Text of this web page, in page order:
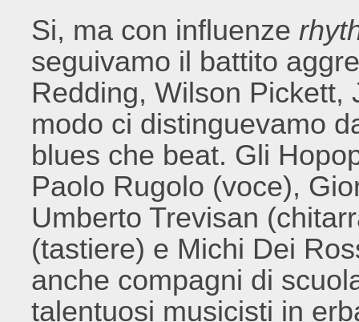
Si, ma con influenze
seguivamo il battito
Redding, Wilson Pickett,
modo ci distinguevamo
blues che beat. Gli
Paolo Rugolo (voce),
Umberto Trevisan
(tastiere) e Michi Dei
anche compagni di
talentuosi musicisti in